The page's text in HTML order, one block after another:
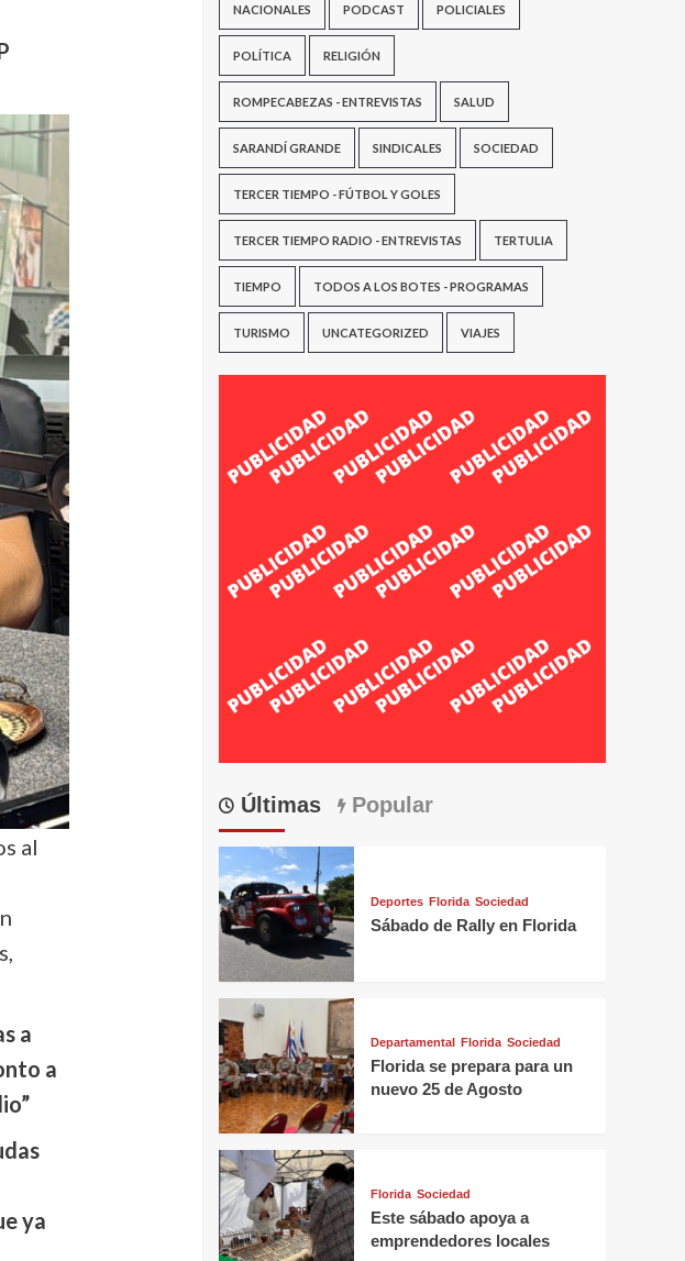
al
a
a
ya
NACIONALES PODCAST POLICIALES
POLÍTICA RELIGIÓN
ROMPECABEZAS - ENTREVISTAS SALUD
SARANDÍ GRANDE SINDICALES SOCIEDAD
TERCER TIEMPO - FÚTBOL Y GOLES
TERCER TIEMPO RADIO - ENTREVISTAS TERTULIA
TIEMPO TODOS A LOS BOTES - PROGRAMAS
TURISMO UNCATEGORIZED VIAJES
Últimas Popular
Deportes Florida Sociedad
Sábado de Rally en Florida
Departamental Florida Sociedad
Florida se prepara para un
nuevo 25 de Agosto
Florida Sociedad
Este sábado apoya a
emprendedores locales